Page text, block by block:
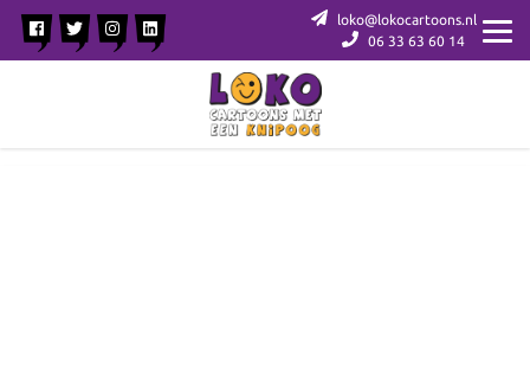
loko@lokocartoons.nl
06 33 63 60 14